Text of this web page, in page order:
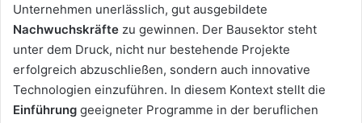
Unternehmen unerlässlich, gut ausgebildete
Nachwuchskräfte zu gewinnen. Der Bausektor steht
unter dem Druck, nicht nur bestehende Projekte
erfolgreich abzuschließen, sondern auch innovative
Technologien einzuführen. In diesem Kontext stellt die
Einführung geeigneter Programme in der beruflichen